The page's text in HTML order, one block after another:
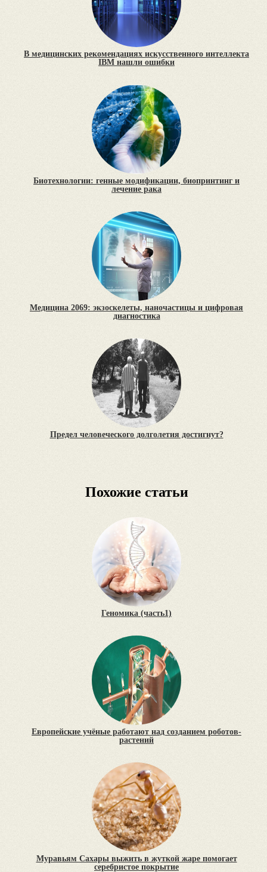
В медицинских рекомендациях искусственного интеллекта
IBM нашли ошибки
Биотехнологии: генные модификации, биопринтинг и
лечение рака
Медицина 2069: экзоскелеты, наночастицы и цифровая
диагностика
Предел человеческого долголетия достигнут?
Похожие статьи
Геномика (часть1)
Европейские учёные работают над созданием роботов-
растений
Муравьям Сахары выжить в жуткой жаре помогает
серебристое покрытие